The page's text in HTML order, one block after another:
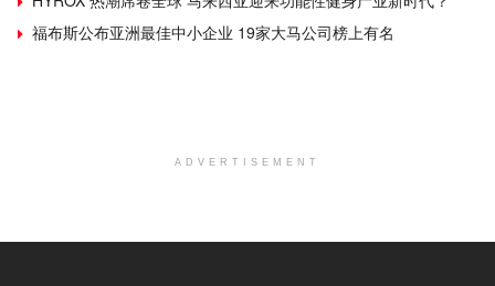
福布斯公布亚洲最佳中小企业 19家大马公司榜上有名
ADVERTISEMENT